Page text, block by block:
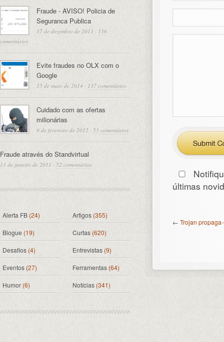
últimas
← Trojan
Fraude - AVISO! Policia de
Seguranca Publica
17 de dezembro de 2011 · 156
comentários
Evite fraudes no OLX com o
Google
15 de maio de 2014 · 137 comentários
Cuidado com as ofertas
milionárias
9 de fevereiro de 2012 · 53 comentários
Fraude através do Standvirtual
13 de janeiro de 2011 · 52 comentários
Alerta FB(24) Artigos (355)
Blogue (19) Curtas (620)
Desafios (4) Entrevistas (9)
Eventos(27) Ferramentas(64)
Humor (6) Notícias(341)